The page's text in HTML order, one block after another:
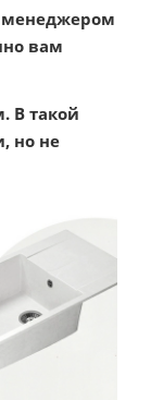
менеджером
вам
В такой
но не